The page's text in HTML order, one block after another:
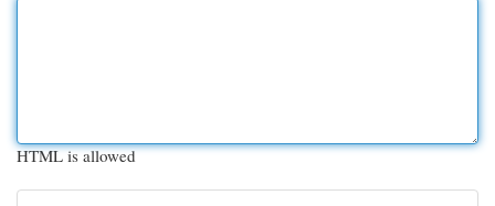
HTML is allowed